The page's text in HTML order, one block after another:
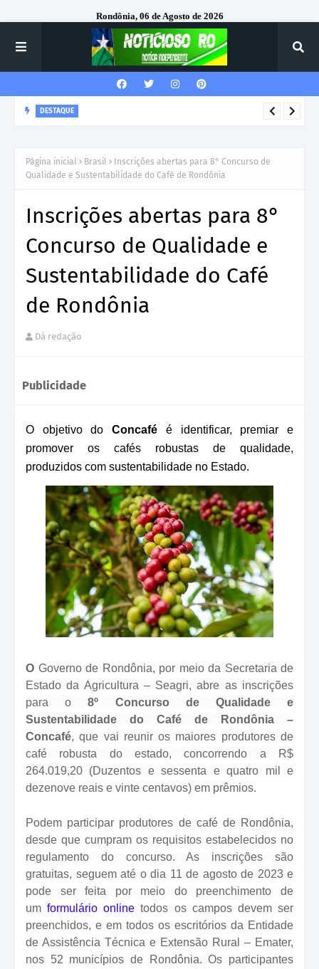
Rondônia, 06 de Agosto de 2026
DESTAQUE
milhões
Página inicial Brasil
Inscrições abertas para 8° Concurso de
Qualidade e Sustentabilidade do Café de Rondônia
Inscrições abertas para 8°
Concurso de Qualidade e
Sustentabilidade do Café
de Rondônia
Dá redação
Publicidade
O objetivo doConcafé é identificar, premiar e
promover os cafés robustas de qualidade,
produzidos com sustentabilidade no Estado.
O Governo de Rondônia, por meio da Secretaria de
Estado da Agricultura – Seagri, abre as inscrições
para o8º Concurso de Qualidade e
Sustentabilidade do Café de Rondônia –
Concafé, que vai reunir os maiores produtores de
café robusta do estado, concorrendo a R$
264.019,20 (Duzentos e sessenta e quatro mil e
dezenove reais e vinte centavos) em prêmios.
Podem participar produtores de café de Rondônia,
desde que cumpram os requisitos estabelecidos no
regulamento do concurso. As inscrições são
gratuitas, seguem até o dia 11 de agosto de 2023 e
pode ser feita por meio do preenchimento de
umformulário online todos os campos devem ser
preenchidos, e em todos os escritórios da Entidade
de Assistência Técnica e Extensão Rural – Emater,
nos 52 municípios de Rondônia. Os participantes